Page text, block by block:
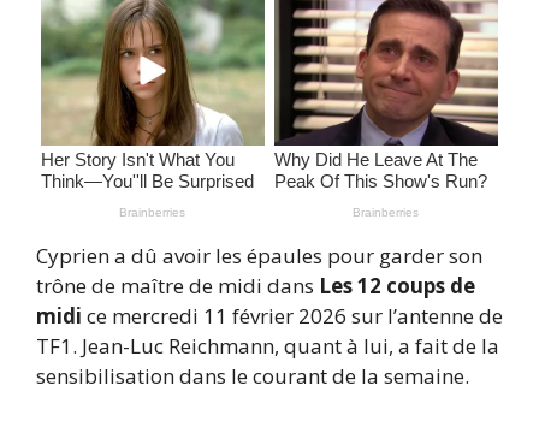
Cyprien a dû avoir les épaules pour garder son
trône de maître de midi dans Les 12 coups de
midi ce mercredi 11 février 2026 sur l’antenne de
TF1. Jean-Luc Reichmann, quant à lui, a fait de la
sensibilisation dans le courant de la semaine.